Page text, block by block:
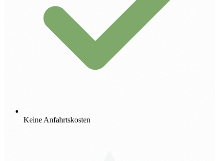
Keine Anfahrtskosten